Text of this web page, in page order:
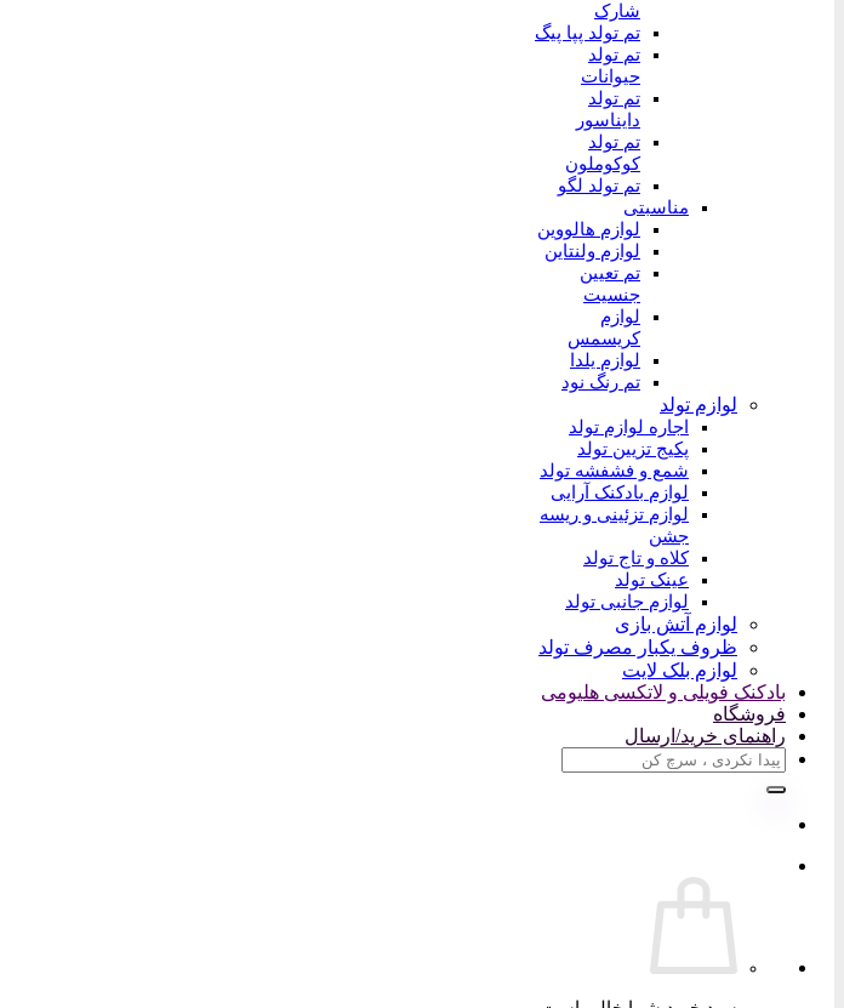
شارک
تم تولد پپا پیگ
تم تولد
حیوانات
تم تولد
دایناسور
تم تولد
کوکوملون
تم تولد لگو
مناسبتی
لوازم هالووین
لوازم ولنتاین
تم تعیین
جنسیت
لوازم
کریسمس
لوازم یلدا
تم رنگ نود
لوازم تولد
اجاره لوازم تولد
پکیج تزیین تولد
شمع و فشفشه تولد
لوازم بادکنک آرایی
لوازم تزئینی و ریسه
جشن
کلاه و تاج تولد
عینک تولد
لوازم جانبی تولد
لوازم آتش بازی
ظروف یکبار مصرف تولد
لوازم بلک لایت
بادکنک فویلی و لاتکسی هلیومی
فروشگاه
راهنمای خرید/ارسال
جستجو